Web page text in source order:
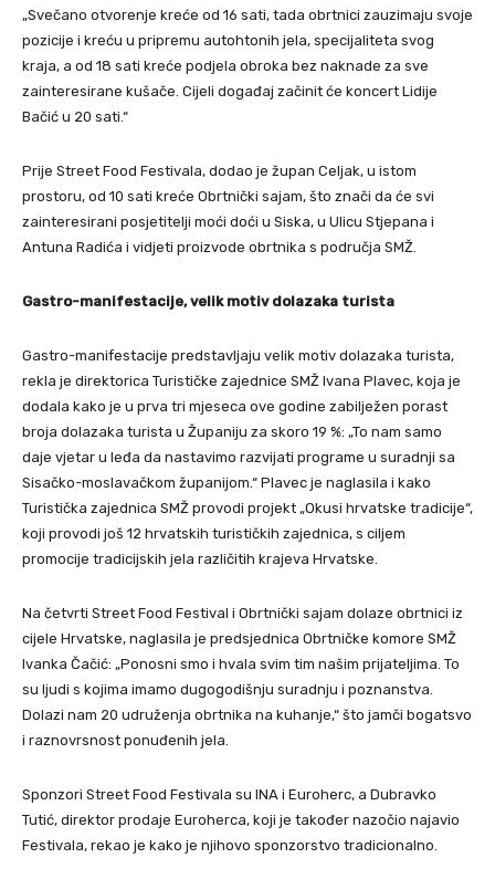
„Svečano otvorenje kreće od 16 sati, tada obrtnici zauzimaju svoje
pozicije i kreću u pripremu autohtonih jela, specijaliteta svog
kraja, a od 18 sati kreće podjela obroka bez naknade za sve
zainteresirane kušače. Cijeli događaj začinit će koncert Lidije
Bačić u 20 sati.“
Prije Street Food Festivala, dodao je župan Celjak, u istom
prostoru, od 10 sati kreće Obrtnički sajam, što znači da će svi
zainteresirani posjetitelji moći doći u Siska, u Ulicu Stjepana i
Antuna Radića i vidjeti proizvode obrtnika s područja SMŽ.
Gastro-manifestacije, velik motiv dolazaka turista
Gastro-manifestacije predstavljaju velik motiv dolazaka turista,
rekla je direktorica Turističke zajednice SMŽ Ivana Plavec, koja je
dodala kako je u prva tri mjeseca ove godine zabilježen porast
broja dolazaka turista u Županiju za skoro 19 %: „To nam samo
daje vjetar u leđa da nastavimo razvijati programe u suradnji sa
Sisačko-moslavačkom županijom.“ Plavec je naglasila i kako
Turistička zajednica SMŽ provodi projekt „Okusi hrvatske tradicije“,
koji provodi još 12 hrvatskih turističkih zajednica, s ciljem
promocije tradicijskih jela različitih krajeva Hrvatske.
Na četvrti Street Food Festival i Obrtnički sajam dolaze obrtnici iz
cijele Hrvatske, naglasila je predsjednica Obrtničke komore SMŽ
Ivanka Čačić: „Ponosni smo i hvala svim tim našim prijateljima. To
su ljudi s kojima imamo dugogodišnju suradnju i poznanstva.
Dolazi nam 20 udruženja obrtnika na kuhanje,“ što jamči bogatsvo
i raznovrsnost ponuđenih jela.
Sponzori Street Food Festivala su INA i Euroherc, a Dubravko
Tutić, direktor prodaje Euroherca, koji je također nazočio najavio
Festivala, rekao je kako je njihovo sponzorstvo tradicionalno.